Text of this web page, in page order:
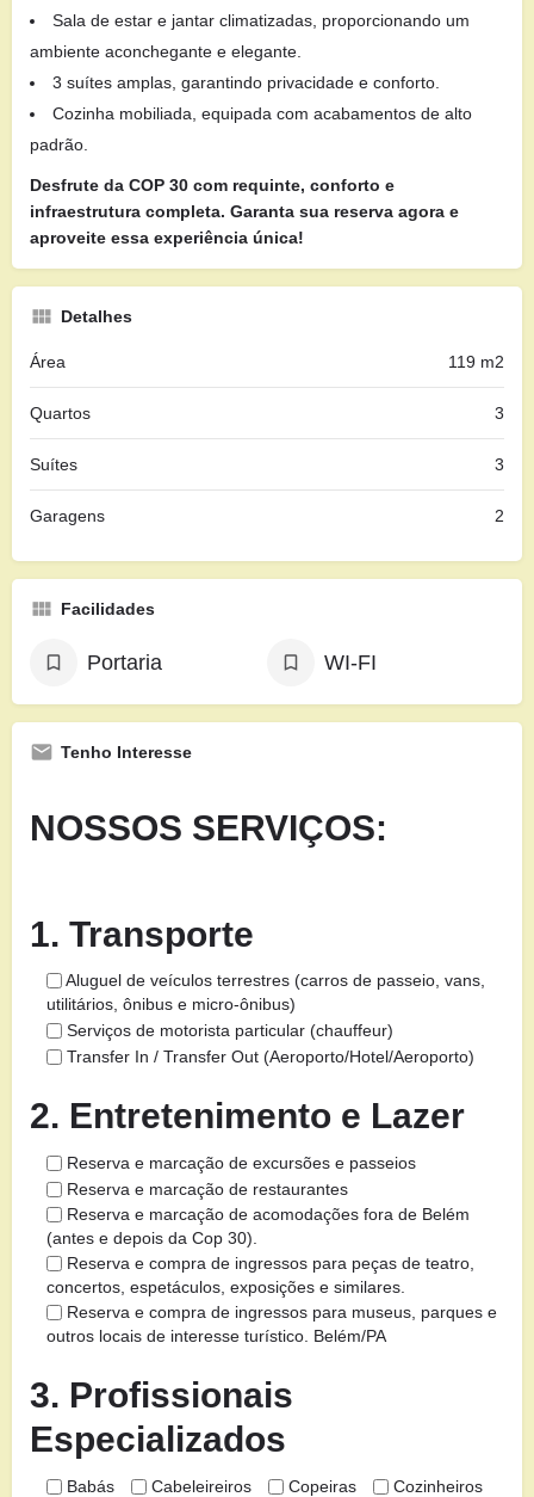
Sala de estar e jantar climatizadas, proporcionando um
ambiente aconchegante e elegante.
3 suítes amplas, garantindo privacidade e conforto.
Cozinha mobiliada, equipada com acabamentos de alto
padrão.
Desfrute da COP 30 com requinte, conforto e
infraestrutura completa. Garanta sua reserva agora e
aproveite essa experiência única!
Detalhes
Área 119 m2
Quartos 3
Suítes 3
Garagens 2
Facilidades
Portaria WI-FI
Tenho Interesse
NOSSOS SERVIÇOS:
1. Transporte
Aluguel de veículos terrestres (carros de passeio, vans,
utilitários, ônibus e micro-ônibus)
Serviços de motorista particular (chauffeur)
Transfer In / Transfer Out (Aeroporto/Hotel/Aeroporto)
2. Entretenimento e Lazer
Reserva e marcação de excursões e passeios
Reserva e marcação de restaurantes
Reserva e marcação de acomodações fora de Belém
(antes e depois da Cop 30).
Reserva e compra de ingressos para peças de teatro,
concertos, espetáculos, exposições e similares.
Reserva e compra de ingressos para museus, parques e
outros locais de interesse turístico. Belém/PA
3. Profissionais
Especializados
Babás Cabeleireiros Copeiras Cozinheiros